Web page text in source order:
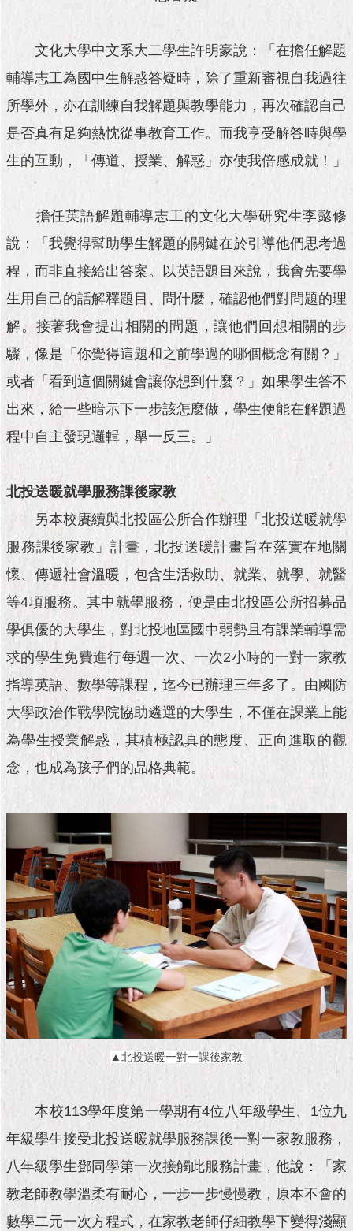
臺
北
旅
網
資
開
放
宣
告
隱
私
權
及
訊
政
RSS
聯
我
們
（陳
情
系
統
1999）
文化大學中文系大二學生許明豪說：「在擔任解題
輔導志工為國中生解惑答疑時，除了重新審視自我過往
所學外，亦在訓練自我解題與教學能力，再次確認自己
是否真有足夠熱忱從事教育工作。而我享受解答時與學
生的互動，「傳道、授業、解惑」亦使我倍感成就！」
擔任英語解題輔導志工的文化大學研究生李懿修
說：「我覺得幫助學生解題的關鍵在於引導他們思考過
程，而非直接給出答案。以英語題目來說，我會先要學
生用自己的話解釋題目、問什麼，確認他們對問題的理
解。接著我會提出相關的問題，讓他們回想相關的步
驟，像是「你覺得這題和之前學過的哪個概念有關？」
或者「看到這個關鍵會讓你想到什麼？」如果學生答不
出來，給一些暗示下一步該怎麼做，學生便能在解題過
程中自主發現邏輯，舉一反三。」
北投送暖就學服務課後家教
另本校賡續與北投區公所合作辦理「北投送暖就學
服務課後家教」計畫，北投送暖計畫旨在落實在地關
懷、傳遞社會溫暖，包含生活救助、就業、就學、就醫
等4項服務。其中就學服務，便是由北投區公所招募品
學俱優的大學生，對北投地區國中弱勢且有課業輔導需
求的學生免費進行每週一次、一次2小時的一對一家教
指導英語、數學等課程，迄今已辦理三年多了。由國防
大學政治作戰學院協助遴選的大學生，不僅在課業上能
為學生授業解惑，其積極認真的態度、正向進取的觀
念，也成為孩子們的品格典範。
▲北投送暖一對一課後家教
本校113學年度第一學期有4位八年級學生、1位九
年級學生接受北投送暖就學服務課後一對一家教服務，
八年級學生鄧同學第一次接觸此服務計畫，他說：「家
教老師教學溫柔有耐心，一步一步慢慢教，原本不會的
數學二元一次方程式，在家教老師仔細教學下變得淺顯